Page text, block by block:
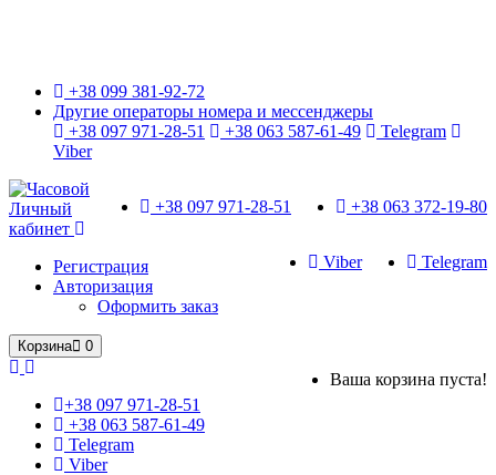
+38 099 381-92-72
Другие операторы номера и мессенджеры
+38 097 971-28-51
+38 063 587-61-49
Telegram
Viber
+38 063 372-19-80
+38 097 971-28-51
Telegram
Viber
Личный
кабинет
Регистрация
Авторизация
Оформить заказ
Корзина 0
Ваша корзина пуста!
+38 097 971-28-51
+38 063 587-61-49
Telegram
Viber